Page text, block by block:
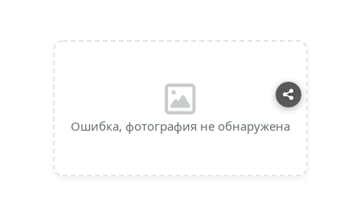
Ошибка, фотография не обнаружена